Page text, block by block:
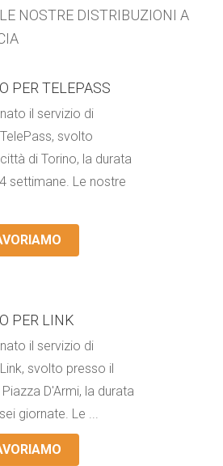
NOSTRE DISTRIBUZIONI A
PER TELEPASS
il servizio di
svolto
di Torino, la durata
settimane. Le nostre
PER LINK
il servizio di
svolto presso il
D'Armi, la durata
giornate. Le ...